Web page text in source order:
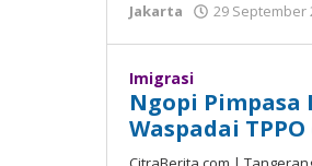
Jakarta
29 September
Imigrasi
Ngopi
Waspadai